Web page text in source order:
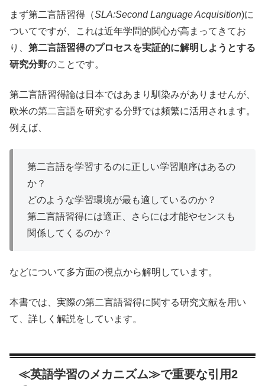
まず第二言語習得（SLA:Second Language Acquisition)に
ついてですが、これは近年学問的関心が高まってきてお
り、 第二言語習得のプロセスを実証的に解明しようとする
研究分野のことです。
第二言語習得論は日本ではあまり馴染みがありませんが、
欧米の第二言語を研究する分野では頻繁に活用されます。
例えば、
第二言語を学習するのに正しい学習順序はあるの
か？
どのような学習環境が最も適しているのか？
第二言語習得には適正、さらには才能やセンスも
関係してくるのか？
などについて多方面の視点から解明しています。
本書では、実際の第二言語習得に関する研究文献を用い
て、詳しく解説をしています。
≪英語学習のメカニズム≫で重要な引用2